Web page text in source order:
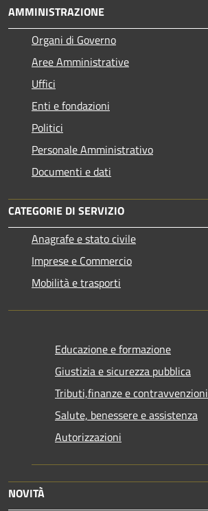
AMMINISTRAZIONE
Organi di Governo
Aree Amministrative
Uffici
Enti e fondazioni
Politici
Personale Amministrativo
Documenti e dati
CATEGORIE DI SERVIZIO
Anagrafe e stato civile
Imprese e Commercio
Mobilità e trasporti
Educazione e formazione
Giustizia e sicurezza pubblica
Tributi,finanze e contravvenzioni
Salute, benessere e assistenza
Autorizzazioni
NOVITÀ